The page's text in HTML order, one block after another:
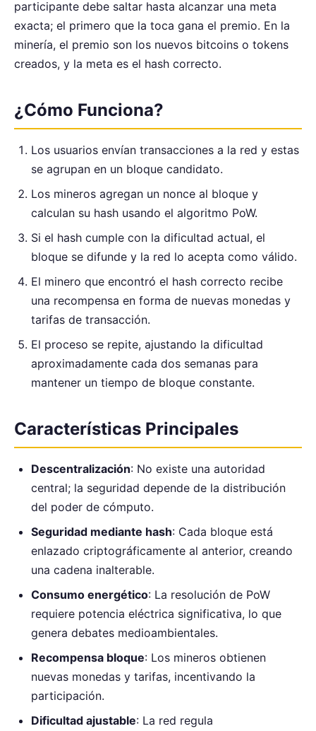
participante debe saltar hasta alcanzar una meta
exacta; el primero que la toca gana el premio. En la
minería, el premio son los nuevos bitcoins o tokens
creados, y la meta es el hash correcto.
¿Cómo Funciona?
Los usuarios envían transacciones a la red y estas
se agrupan en un bloque candidato.
Los mineros agregan un nonce al bloque y
calculan su hash usando el algoritmo PoW.
Si el hash cumple con la dificultad actual, el
bloque se difunde y la red lo acepta como válido.
El minero que encontró el hash correcto recibe
una recompensa en forma de nuevas monedas y
tarifas de transacción.
El proceso se repite, ajustando la dificultad
aproximadamente cada dos semanas para
mantener un tiempo de bloque constante.
Características Principales
Descentralización: No existe una autoridad
central; la seguridad depende de la distribución
del poder de cómputo.
Seguridad mediante hash: Cada bloque está
enlazado criptográficamente al anterior, creando
una cadena inalterable.
Consumo energético: La resolución de PoW
requiere potencia eléctrica significativa, lo que
genera debates medioambientales.
Recompensa bloque: Los mineros obtienen
nuevas monedas y tarifas, incentivando la
participación.
Dificultad ajustable: La red regula